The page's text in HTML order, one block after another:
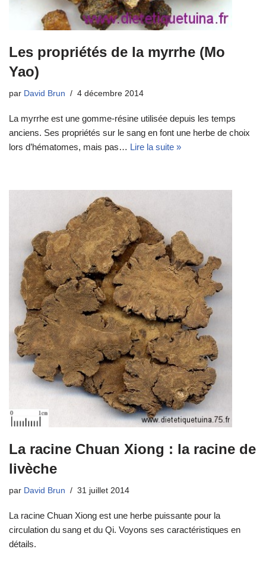
Les propriétés de la myrrhe (Mo
Yao)
par David Brun 4 décembre 2014
La myrrhe est une gomme-résine utilisée depuis les temps
anciens. Ses propriétés sur le sang en font une herbe de choix
lors d’hématomes, mais pas… Lire la suite »
La racine Chuan Xiong : la racine de
livèche
par David Brun 31 juillet 2014
La racine Chuan Xiong est une herbe puissante pour la
circulation du sang et du Qi. Voyons ses caractéristiques en
détails.